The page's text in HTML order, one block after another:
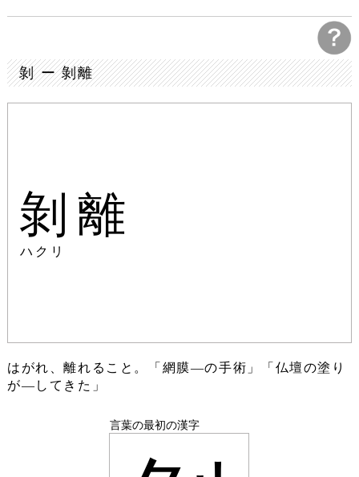
剝 ー 剝離
剝離
ハクリ
はがれ、離れること。「網膜―の手術」「仏壇の塗り
が―してきた」
言葉の最初の漢字